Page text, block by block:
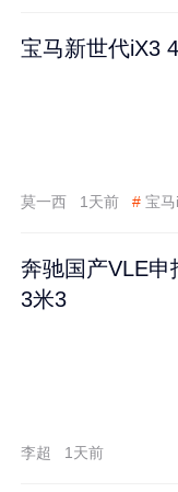
宝马新世代iX3
莫一西 1天前 # 宝马
奔驰国产VLE申
3米3
李超 1天前